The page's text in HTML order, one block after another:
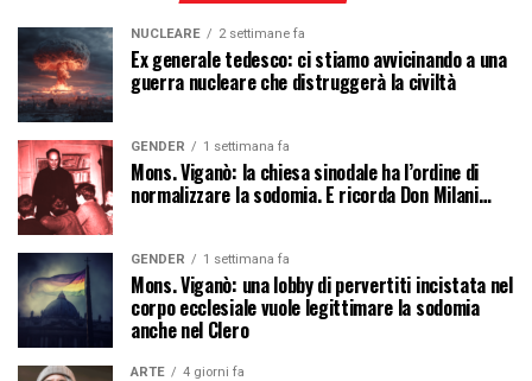
NUCLEARE 2 settimane fa
Ex generale tedesco: ci stiamo avvicinando a una
guerra nucleare che distruggerà la civiltà
GENDER 1 settimana fa
Mons. Viganò: la chiesa sinodale ha l’ordine di
normalizzare la sodomia. E ricorda Don Milani…
GENDER 1 settimana fa
Mons. Viganò: una lobby di pervertiti incistata nel
corpo ecclesiale vuole legittimare la sodomia
anche nel Clero
ARTE 4 giorni fa